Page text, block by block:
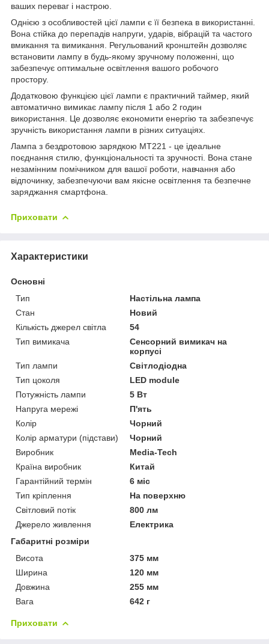
ваших переваг і настрою.
Однією з особливостей цієї лампи є її безпека в використанні.
Вона стійка до перепадів напруги, ударів, вібрацій та частого
вмикання та вимикання. Регульований кронштейн дозволяє
встановити лампу в будь-якому зручному положенні, що
забезпечує оптимальне освітлення вашого робочого
простору.
Додатковою функцією цієї лампи є практичний таймер, який
автоматично вимикає лампу після 1 або 2 годин
використання. Це дозволяє економити енергію та забезпечує
зручність використання лампи в різних ситуаціях.
Лампа з бездротовою зарядкою MT221 - це ідеальне
поєднання стилю, функціональності та зручності. Вона стане
незамінним помічником для вашої роботи, навчання або
відпочинку, забезпечуючи вам якісне освітлення та безпечне
заряджання смартфона.
Приховати
Характеристики
Основні
Тип
Настільна лампа
Стан
Новий
Кількість джерел світла
54
Тип вимикача
Сенсорний вимикач на
корпусі
Тип лампи
Світлодіодна
Тип цоколя
LED module
Потужність лампи
5 Вт
Напруга мережі
П'ять
Колір
Чорний
Колір арматури (підстави)
Чорний
Виробник
Media-Tech
Країна виробник
Китай
Гарантійний термін
6 міс
Тип кріплення
На поверхню
Світловий потік
800 лм
Джерело живлення
Електрика
Габаритні розміри
Висота
375 мм
Ширина
120 мм
Довжина
255 мм
Вага
642 г
Приховати